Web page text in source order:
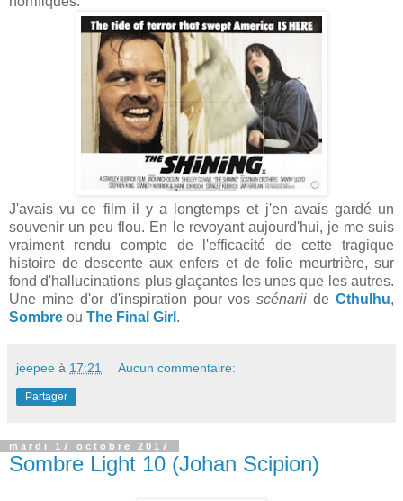
J'avais vu ce film il y a longtemps et j'en avais gardé un
souvenir un peu flou. En le revoyant aujourd'hui, je me suis
vraiment rendu compte de l'efficacité de cette tragique
histoire de descente aux enfers et de folie meurtrière, sur
fond d'hallucinations plus glaçantes les unes que les autres.
Une mine d'or d'inspiration pour vosscénariide Cthulhu,
Sombre ou The Final Girl .
jeepee à 17:21 Aucun commentaire:
Partager
mardi 17 octobre 2017
Sombre Light 10 (Johan Scipion)